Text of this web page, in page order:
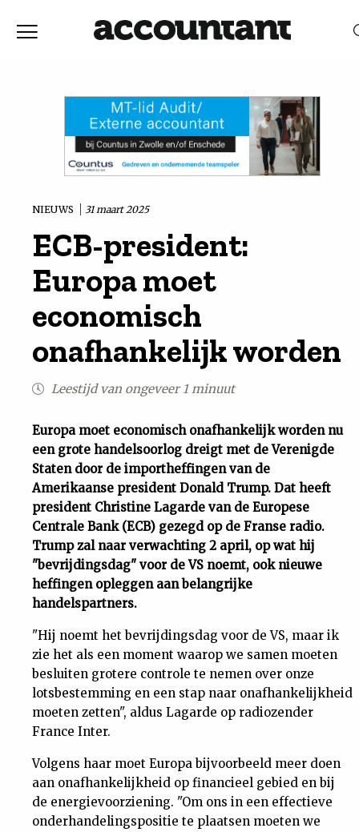
Discussie
Vaktechniek
Achtergrond
Uit
Feiten
Cijfers
Tuchtrecht
Magazine
Podcast
Dossiers
Nieuwsbrief
Contact
NIEUWS 31 maart 2025
ECB-president:
Europa moet
economisch
onafhankelijk worden
Leestijd van ongeveer 1 minuut
Europa moet economisch onafhankelijk worden nu
een grote handelsoorlog dreigt met de Verenigde
Staten door de importheffingen van de
Amerikaanse president Donald Trump. Dat heeft
president Christine Lagarde van de Europese
Centrale Bank (ECB) gezegd op de Franse radio.
Trump zal naar verwachting 2 april, op wat hij
"bevrijdingsdag" voor de VS noemt, ook nieuwe
heffingen opleggen aan belangrijke
handelspartners.
"Hij noemt het bevrijdingsdag voor de VS, maar ik
zie het als een moment waarop we samen moeten
besluiten grotere controle te nemen over onze
lotsbestemming en een stap naar onafhankelijkheid
moeten zetten", aldus Lagarde op radiozender
France Inter.
Volgens haar moet Europa bijvoorbeeld meer doen
aan onafhankelijkheid op financieel gebied en bij
de energievoorziening. "Om ons in een effectieve
onderhandelingspositie te plaatsen moeten we
RELEVANTIEDATUM